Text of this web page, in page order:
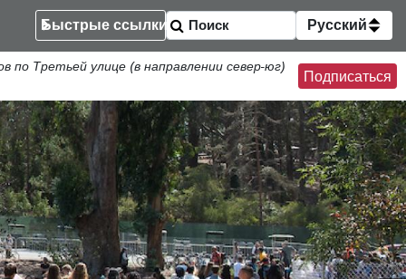
Быстрые ссылки Русский
Третьей улице (в направлении север-юг)
Подписаться